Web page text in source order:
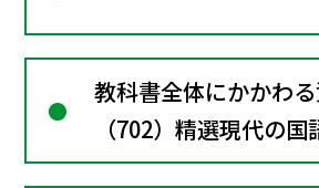
教科書全体にかかわる
（702）精選現代の国